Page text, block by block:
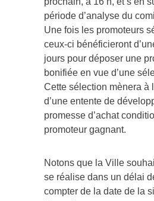
période d’analyse du
Une fois les promoteurs
ceux-ci bénéficieront
jours pour déposer une
bonifiée en vue d’une
Cette sélection mènera à
d’une entente de
promesse d’achat
promoteur gagnant.
se réalise dans un délai
compter de la date de la
l’acte de vente.